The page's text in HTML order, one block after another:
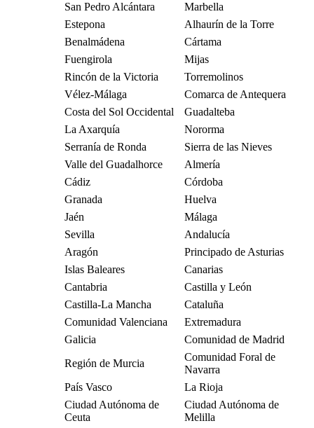
San Pedro Alcántara
Marbella
Estepona
Alhaurín de la Torre
Benalmádena
Cártama
Fuengirola
Mijas
Rincón de la Victoria
Torremolinos
Vélez-Málaga
Comarca de Antequera
Costa del Sol Occidental
Guadalteba
La Axarquía
Nororma
Serranía de Ronda
Sierra de las Nieves
Valle del Guadalhorce
Almería
Cádiz
Córdoba
Granada
Huelva
Jaén
Málaga
Sevilla
Andalucía
Aragón
Principado de Asturias
Islas Baleares
Canarias
Cantabria
Castilla y León
Castilla-La Mancha
Cataluña
Comunidad Valenciana
Extremadura
Galicia
Comunidad de Madrid
Región de Murcia
Comunidad Foral de
Navarra
País Vasco
La Rioja
Ciudad Autónoma de
Ceuta
Ciudad Autónoma de
Melilla